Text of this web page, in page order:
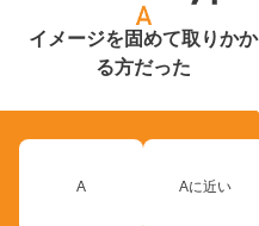
イメージを固めて取りかか
る方だった
A Aに近い